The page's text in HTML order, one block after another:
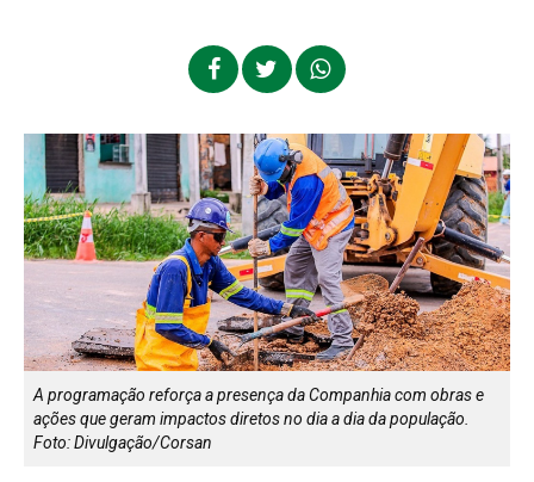
A programação reforça a presença da Companhia com obras e
ações que geram impactos diretos no dia a dia da população.
Foto: Divulgação/Corsan